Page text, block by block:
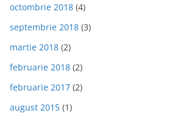
octombrie 2018 (4)
septembrie 2018 (3)
martie 2018 (2)
februarie 2018 (2)
februarie 2017 (2)
august 2015 (1)